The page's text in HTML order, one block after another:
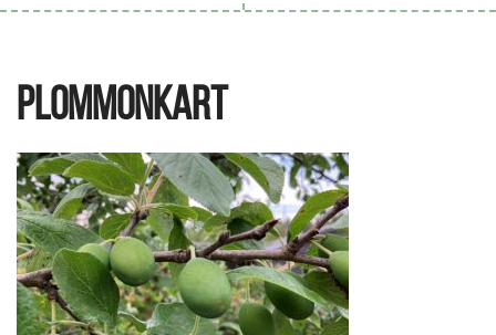
PLOMMONKART